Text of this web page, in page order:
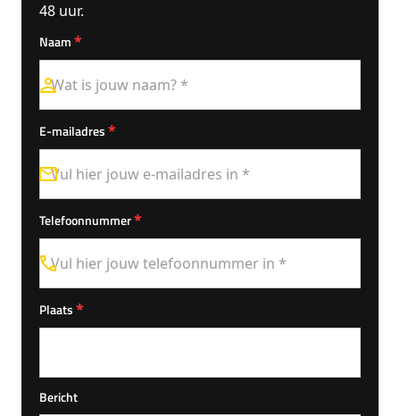
48 uur.
Naam*
E-mailadres*
Telefoonnummer*
Plaats*
Bericht